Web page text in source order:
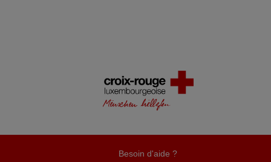
Besoin d'aide ?